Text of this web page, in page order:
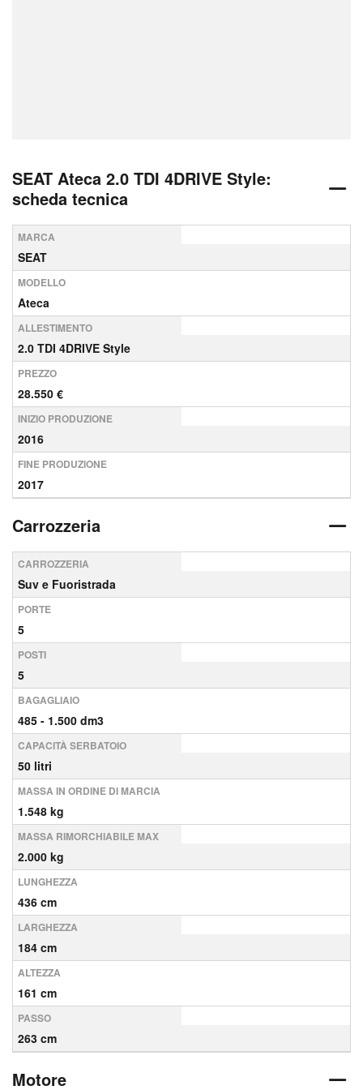
SEAT Ateca 2.0 TDI 4DRIVE Style:
scheda tecnica
MARCA
SEAT
MODELLO
Ateca
ALLESTIMENTO
2.0 TDI 4DRIVE Style
PREZZO
28.550 €
INIZIO PRODUZIONE
2016
FINE PRODUZIONE
2017
Carrozzeria
CARROZZERIA
Suv e Fuoristrada
PORTE
5
POSTI
5
BAGAGLIAIO
485 - 1.500 dm3
CAPACITÀ SERBATOIO
50 litri
MASSA IN ORDINE DI MARCIA
1.548 kg
MASSA RIMORCHIABILE MAX
2.000 kg
LUNGHEZZA
436 cm
LARGHEZZA
184 cm
ALTEZZA
161 cm
PASSO
263 cm
Motore